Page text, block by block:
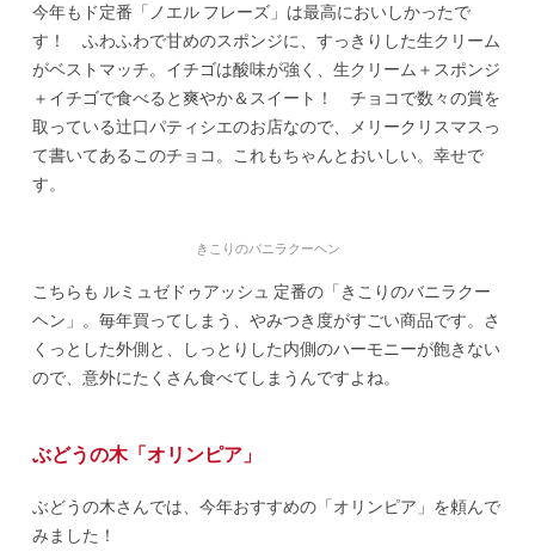
今年もド定番「ノエル フレーズ」は最高においしかったで
す！ ふわふわで甘めのスポンジに、すっきりした生クリーム
がベストマッチ。イチゴは酸味が強く、生クリーム＋スポンジ
＋イチゴで食べると爽やか＆スイート！ チョコで数々の賞を
取っている辻口パティシエのお店なので、メリークリスマスっ
て書いてあるこのチョコ。これもちゃんとおいしい。幸せで
す。
きこりのバニラクーヘン
こちらも ルミュゼドゥアッシュ 定番の「きこりのバニラクー
ヘン」。毎年買ってしまう、やみつき度がすごい商品です。さ
くっとした外側と、しっとりした内側のハーモニーが飽きない
ので、意外にたくさん食べてしまうんですよね。
ぶどうの木「オリンピア」
ぶどうの木さんでは、今年おすすめの「オリンピア」を頼んで
みました！